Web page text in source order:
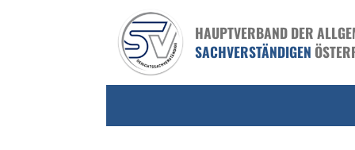
HAUPTVERBAND DER
SACHVERSTÄNDIGEN